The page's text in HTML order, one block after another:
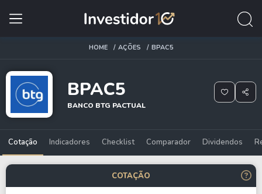
HOME AÇÕES BPAC5
BPAC5
BANCO BTG PACTUAL
Cotação Indicadores Checklist Comparador Dividendos
COTAÇÃO